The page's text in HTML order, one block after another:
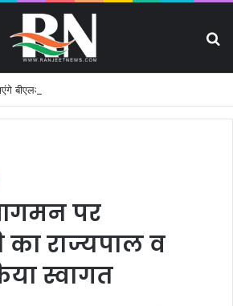
बीएलओ, करेंगे नोटिसों का निस्तारण
पर
का राज्यपाल व
स्वागत